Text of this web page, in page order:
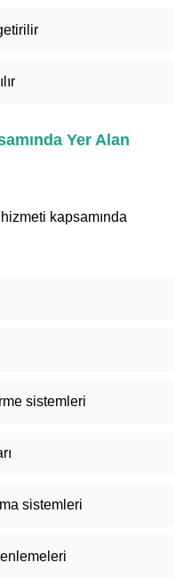
Yer Alan
kapsamında
sistemleri
sistemleri